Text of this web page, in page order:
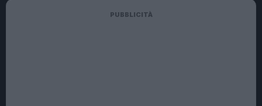
PUBBLICITÀ